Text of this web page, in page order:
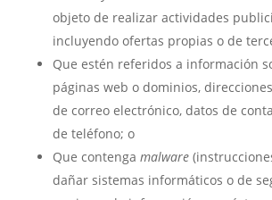
objeto de realizar actividades
incluyendo ofertas propias o de
Que estén referidos a información
páginas web o dominios,
de correo electrónico, datos de
de teléfono; o
Que contenga malware
dañar sistemas informáticos o de